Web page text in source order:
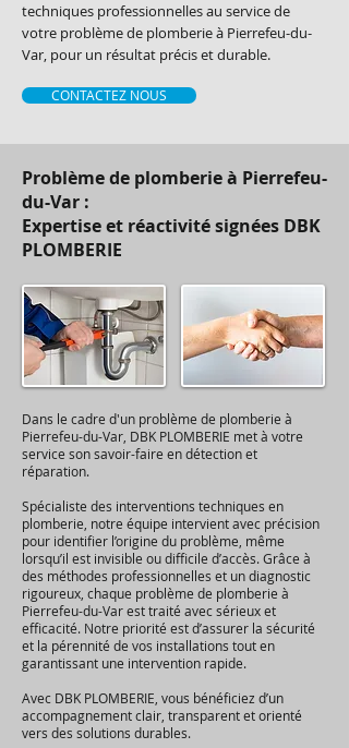
techniques professionnelles au service de
votre problème de plomberie à Pierrefeu-du-
Var, pour un résultat précis et durable.
CONTACTEZ NOUS
Problème de plomberie à Pierrefeu-
du-Var :
Expertise et réactivité signées DBK
PLOMBERIE
Dans le cadre d'un problème de plomberie à
Pierrefeu-du-Var, DBK PLOMBERIE met à votre
service son savoir-faire en détection et
réparation.
Spécialiste des interventions techniques en
plomberie, notre équipe intervient avec précision
pour identifier l’origine du problème, même
lorsqu’il est invisible ou difficile d’accès. Grâce à
des méthodes professionnelles et un diagnostic
rigoureux, chaque problème de plomberie à
Pierrefeu-du-Var est traité avec sérieux et
efficacité. Notre priorité est d’assurer la sécurité
et la pérennité de vos installations tout en
garantissant une intervention rapide.
Avec DBK PLOMBERIE, vous bénéficiez d’un
accompagnement clair, transparent et orienté
vers des solutions durables.